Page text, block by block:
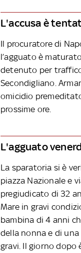
L'accusa è
Il procuratore di
l’agguato è
detenuto per
Secondigliano.
omicidio
prossime ore.
L'agguato
La sparatoria si è
piazza Nazionale e
pregiudicato di 32
Mare in gravi
bambina di 4 anni
della nonna e di
gravi. Il giorno